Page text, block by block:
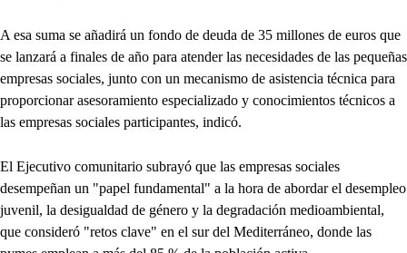
A esa suma se añadirá un fondo de deuda de 35 millones de euros que
se lanzará a finales de año para atender las necesidades de las pequeñas
empresas sociales, junto con un mecanismo de asistencia técnica para
proporcionar asesoramiento especializado y conocimientos técnicos a
las empresas sociales participantes, indicó.
El Ejecutivo comunitario subrayó que las empresas sociales
desempeñan un "papel fundamental" a la hora de abordar el desempleo
juvenil, la desigualdad de género y la degradación medioambiental,
que consideró "retos clave" en el sur del Mediterráneo, donde las